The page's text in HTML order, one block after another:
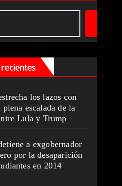
los lazos con
escalada de la
Lula y Trump
a exgobernador
por la desaparición
en 2014